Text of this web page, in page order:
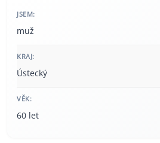
JSEM:
muž
KRAJ:
Ústecký
VĚK:
60 let